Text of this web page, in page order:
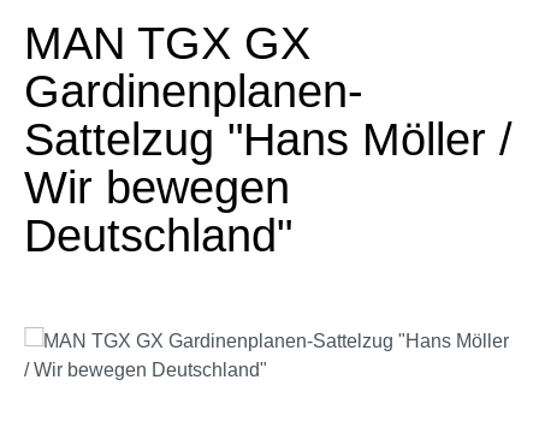
MAN TGX GX
Gardinenplanen-
Sattelzug "Hans Möller /
Wir bewegen
Deutschland"
Bildergalerie überspringen